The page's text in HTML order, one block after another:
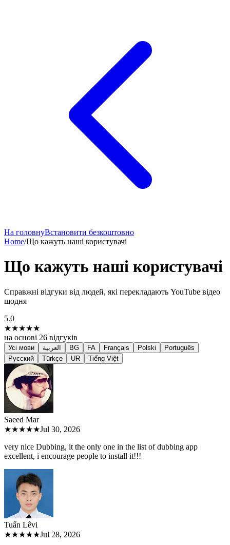
На головнуВстановити безкоштовно
Home/Що кажуть наші користувачі
Що кажуть наші користувачі
Справжні відгуки від людей, які перекладають YouTube відео
щодня
5.0
★★★★★
на основі 26 відгуків
Усі мови العربية BG FA Français Polski
Português
Русский
Türkçe UR Tiếng Việt
Saeed Mar
★★★★★Jul 30, 2026
very nice Dubbing, it the only one in the list of dubbing app
excellent, i encourage people to install it!!!
Tuấn Lêvi
★★★★★Jul 28, 2026